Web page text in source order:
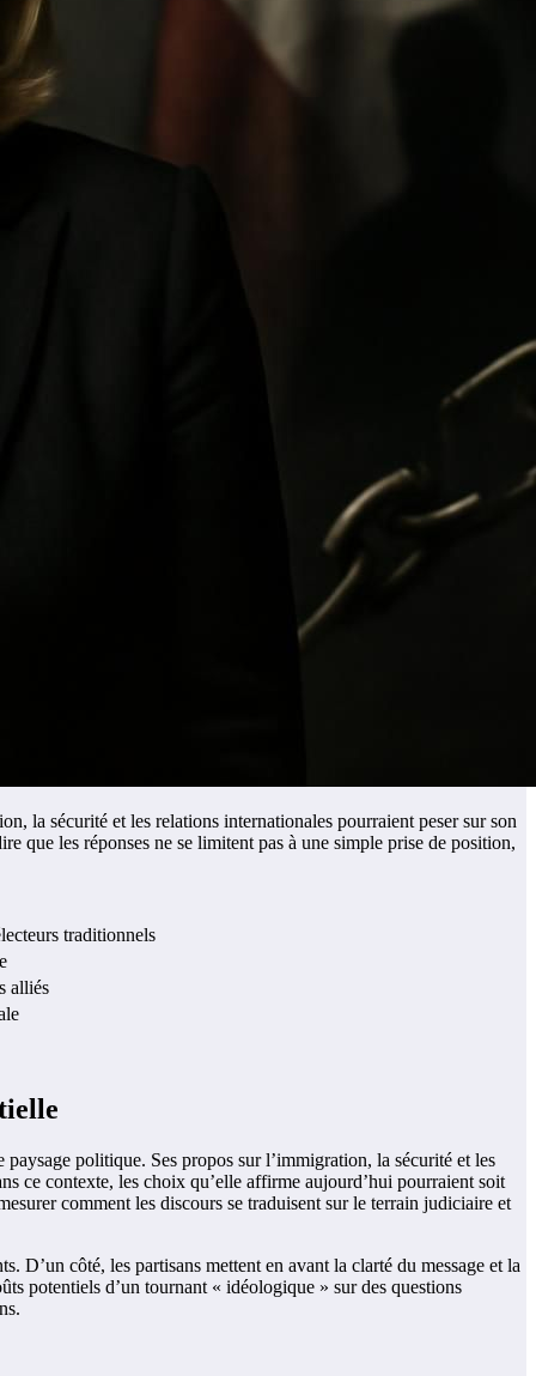
la sécurité et les relations internationales pourraient peser sur son
que les réponses ne se limitent pas à une simple prise de position,
traditionnels
alliés
politique. Ses propos sur l’immigration, la sécurité et les
ce contexte, les choix qu’elle affirme aujourd’hui pourraient soit
comment les discours se traduisent sur le terrain judiciaire et
D’un côté, les partisans mettent en avant la clarté du message et la
potentiels d’un tournant « idéologique » sur des questions